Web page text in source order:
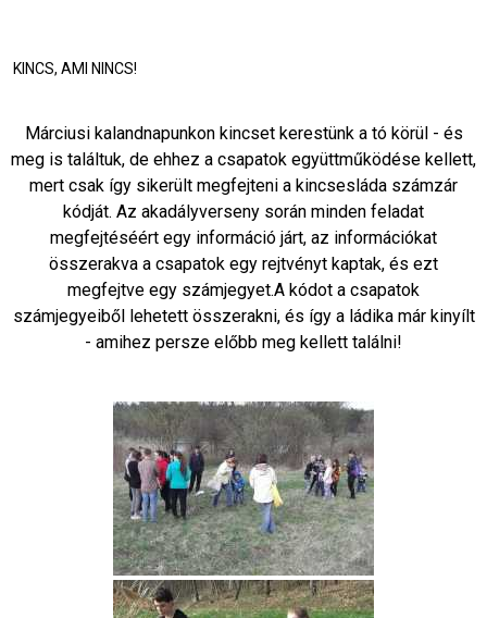
KINCS, AMI NINCS!
Márciusi kalandnapunkon kincset kerestünk a tó körül - és
meg is találtuk, de ehhez a csapatok együttműködése kellett,
mert csak így sikerült megfejteni a kincsesláda számzár
kódját. Az akadályverseny során minden feladat
megfejtéséért egy információ járt, az információkat
összerakva a csapatok egy rejtvényt kaptak, és ezt
megfejtve egy számjegyet.A kódot a csapatok
számjegyeiből lehetett összerakni, és így a ládika már kinyílt
- amihez persze előbb meg kellett találni!